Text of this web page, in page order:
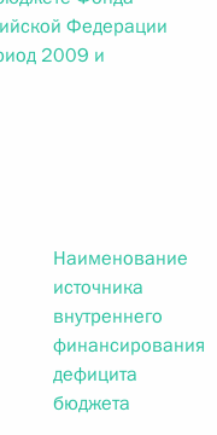
Федерации
2009 и
Наименование
источника
внутреннего
финансирования
дефицита
бюджета